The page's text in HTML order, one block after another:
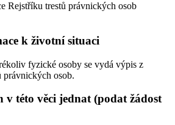
Rejstříku trestů právnických osob
k životní situaci
fyzické osoby se vydá výpis z
právnických osob.
v této věci jednat (podat žádost